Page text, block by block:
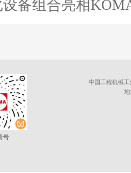
备组合亮相
号
中国工程机械
地